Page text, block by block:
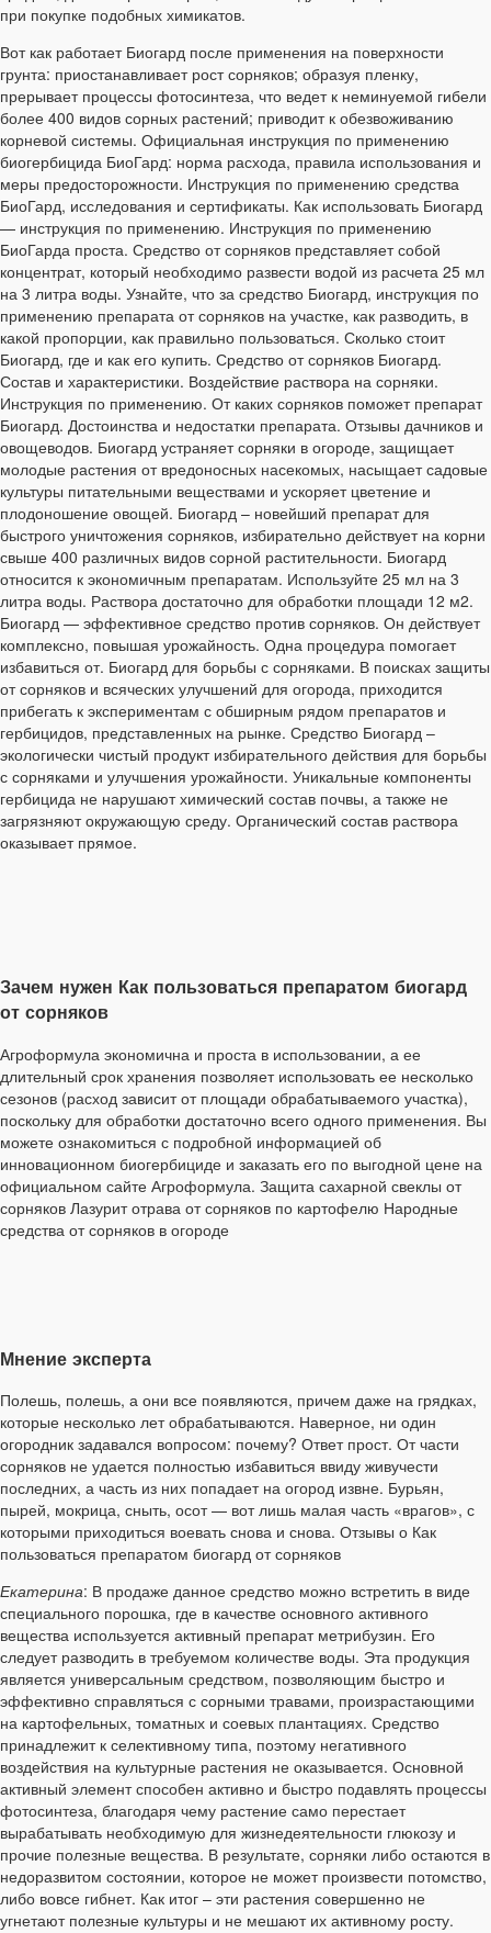
при покупке подобных химикатов.
Вот как работает Биогард после применения на поверхности
грунта: приостанавливает рост сорняков; образуя пленку,
прерывает процессы фотосинтеза, что ведет к неминуемой гибели
более 400 видов сорных растений; приводит к обезвоживанию
корневой системы. Официальная инструкция по применению
биогербицида БиоГард: норма расхода, правила использования и
меры предосторожности. Инструкция по применению средства
БиоГард, исследования и сертификаты. Как использовать Биогард
— инструкция по применению. Инструкция по применению
БиоГарда проста. Средство от сорняков представляет собой
концентрат, который необходимо развести водой из расчета 25 мл
на 3 литра воды. Узнайте, что за средство Биогард, инструкция по
применению препарата от сорняков на участке, как разводить, в
какой пропорции, как правильно пользоваться. Сколько стоит
Биогард, где и как его купить. Средство от сорняков Биогард.
Состав и характеристики. Воздействие раствора на сорняки.
Инструкция по применению. От каких сорняков поможет препарат
Биогард. Достоинства и недостатки препарата. Отзывы дачников и
овощеводов. Биогард устраняет сорняки в огороде, защищает
молодые растения от вредоносных насекомых, насыщает садовые
культуры питательными веществами и ускоряет цветение и
плодоношение овощей. Биогард – новейший препарат для
быстрого уничтожения сорняков, избирательно действует на корни
свыше 400 различных видов сорной растительности. Биогард
относится к экономичным препаратам. Используйте 25 мл на 3
литра воды. Раствора достаточно для обработки площади 12 м2.
Биогард — эффективное средство против сорняков. Он действует
комплексно, повышая урожайность. Одна процедура помогает
избавиться от. Биогард для борьбы с сорняками. В поисках защиты
от сорняков и всяческих улучшений для огорода, приходится
прибегать к экспериментам с обширным рядом препаратов и
гербицидов, представленных на рынке. Средство Биогард –
экологически чистый продукт избирательного действия для борьбы
с сорняками и улучшения урожайности. Уникальные компоненты
гербицида не нарушают химический состав почвы, а также не
загрязняют окружающую среду. Органический состав раствора
оказывает прямое.
Зачем нужен Как пользоваться препаратом биогард
от сорняков
Агроформула экономична и проста в использовании, а ее
длительный срок хранения позволяет использовать ее несколько
сезонов (расход зависит от площади обрабатываемого участка),
поскольку для обработки достаточно всего одного применения. Вы
можете ознакомиться с подробной информацией об
инновационном биогербициде и заказать его по выгодной цене на
официальном сайте Агроформула. Защита сахарной свеклы от
сорняков Лазурит отрава от сорняков по картофелю Народные
средства от сорняков в огороде
Мнение эксперта
Полешь, полешь, а они все появляются, причем даже на грядках,
которые несколько лет обрабатываются. Наверное, ни один
огородник задавался вопросом: почему? Ответ прост. От части
сорняков не удается полностью избавиться ввиду живучести
последних, а часть из них попадает на огород извне. Бурьян,
пырей, мокрица, сныть, осот — вот лишь малая часть «врагов», с
которыми приходиться воевать снова и снова. Отзывы о Как
пользоваться препаратом биогард от сорняков
Екатерина: В продаже данное средство можно встретить в виде
специального порошка, где в качестве основного активного
вещества используется активный препарат метрибузин. Его
следует разводить в требуемом количестве воды. Эта продукция
является универсальным средством, позволяющим быстро и
эффективно справляться с сорными травами, произрастающими
на картофельных, томатных и соевых плантациях. Средство
принадлежит к селективному типа, поэтому негативного
воздействия на культурные растения не оказывается. Основной
активный элемент способен активно и быстро подавлять процессы
фотосинтеза, благодаря чему растение само перестает
вырабатывать необходимую для жизнедеятельности глюкозу и
прочие полезные вещества. В результате, сорняки либо остаются в
недоразвитом состоянии, которое не может произвести потомство,
либо вовсе гибнет. Как итог – эти растения совершенно не
угнетают полезные культуры и не мешают их активному росту.